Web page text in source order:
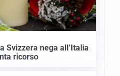
Svizzera nega all’Italia
ricorso